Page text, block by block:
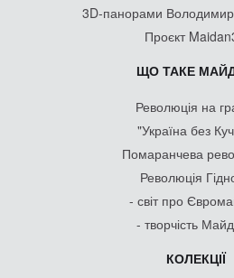
3D-панорами
Проєкт
ЩО ТАКЕ
Революція на
"Україна без
Помаранчева
Революція
- світ про
- творчість
КОЛЕКЦІЇ